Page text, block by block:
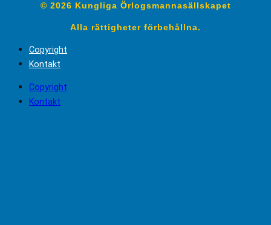
© 2026 Kungliga Örlogsmannasällskapet
Alla rättigheter förbehållna.
Copyright
Kontakt
Copyright
Kontakt